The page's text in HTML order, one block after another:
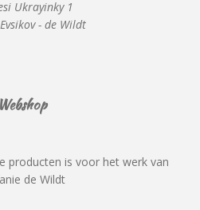
Ukrayinky 1
- de Wildt
Webshop
producten is voor het werk van
de Wildt